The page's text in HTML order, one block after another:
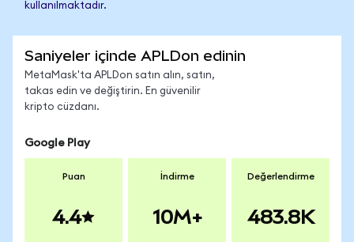
kullanılmaktadır.
Saniyeler içinde APLDon edinin
MetaMask'ta APLDon satın alın, satın,
takas edin ve değiştirin. En güvenilir
kripto cüzdanı.
Google Play
Puan
4.4
İndirme
10M+
Değerlendirme
483.8K